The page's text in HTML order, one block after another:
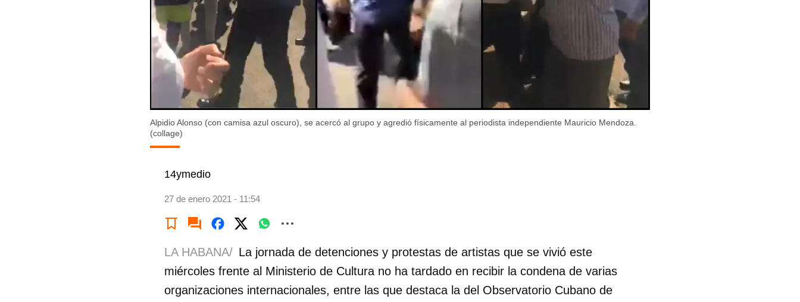
Alpidio Alonso (con camisa azul oscuro), se acercó al grupo y agredió físicamente al periodista independiente Mauricio Mendoza.
(collage)
14ymedio
27 de enero 2021 - 11:54
LA HABANA/ La jornada de detenciones y protestas de artistas que se vivió este
miércoles frente al Ministerio de Cultura no ha tardado en recibir la condena de varias
organizaciones internacionales, entre las que destaca la del Observatorio Cubano de